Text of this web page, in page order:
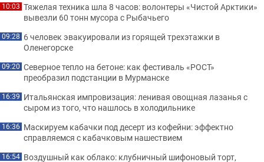
10:03 Тяжелая техника шла 8 часов: волонтеры «Чистой Арктики»
вывезли 60 тонн мусора с Рыбачьего
09:28 6 человек эвакуировали из горящей трехэтажки в
Оленегорске
09:20 Северное тепло на бетоне: как фестиваль «РОСТ»
преобразил подстанции в Мурманске
16:39 Итальянская импровизация: ленивая овощная лазанья с
сыром из того, что нашлось в холодильнике
16:36 Маскируем кабачки под десерт из кофейни: эффектно
справляемся с кабачковым нашествием
16:54 Воздушный как облако: клубничный шифоновый торт,